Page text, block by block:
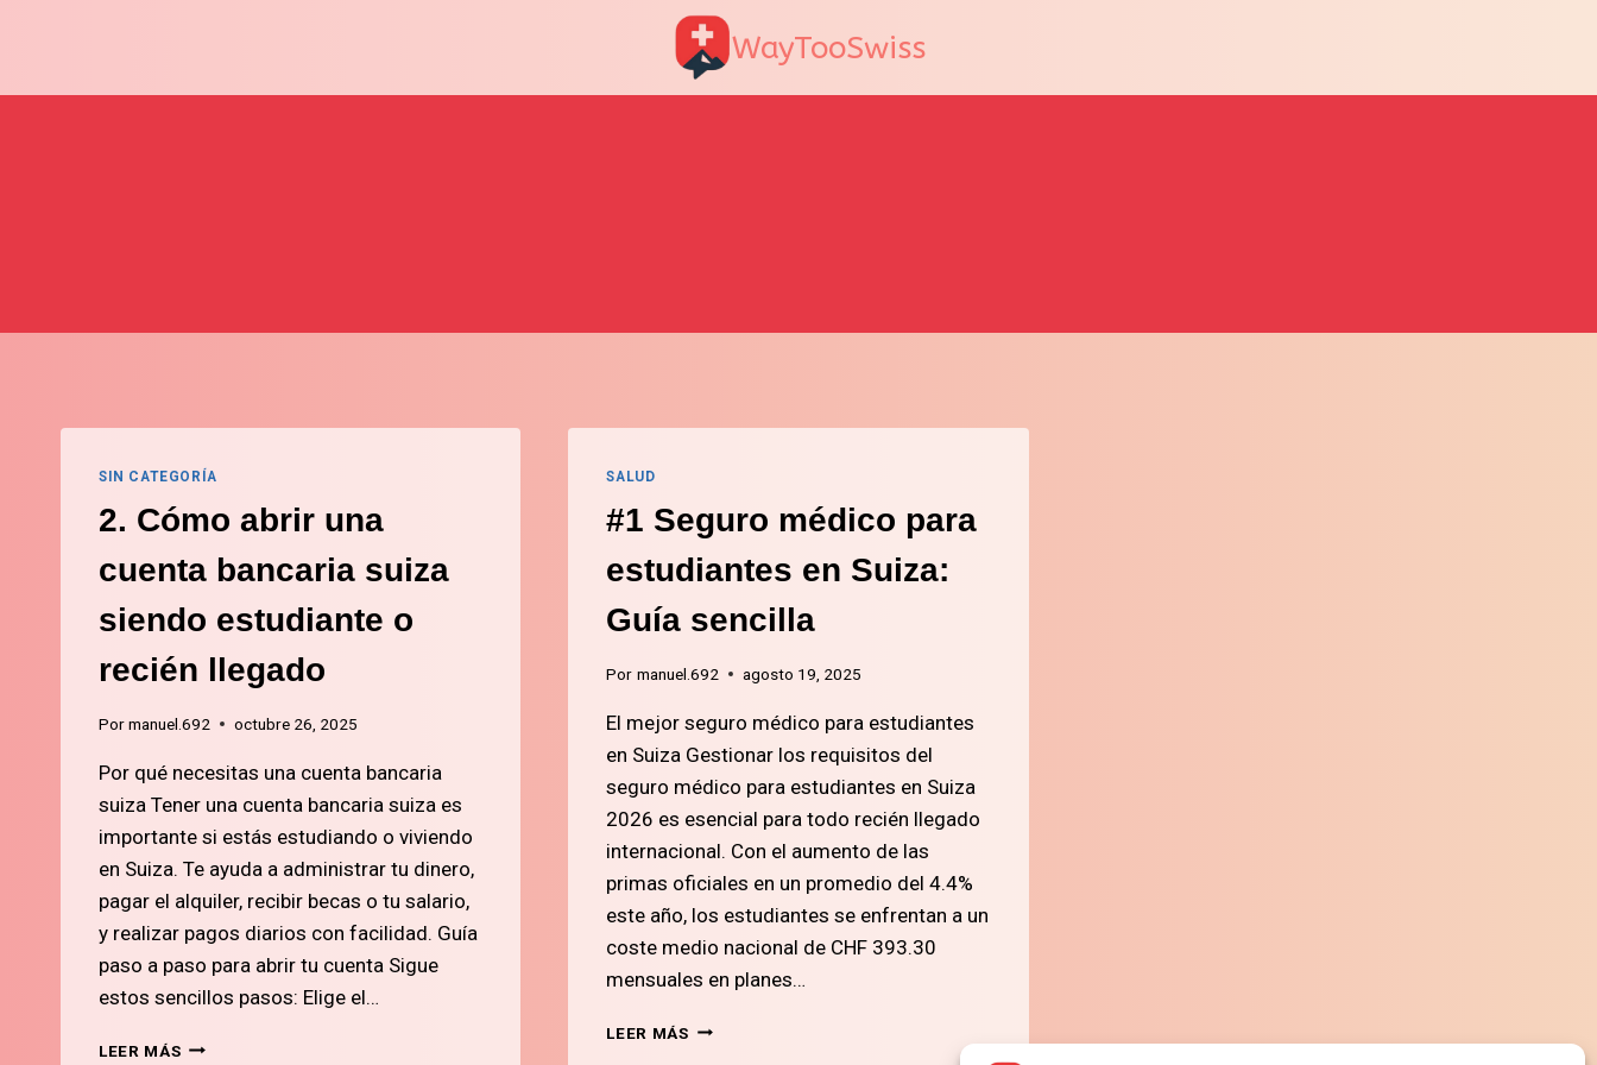
WayTooSwiss
SIN CATEGORÍA
2. Cómo abrir una
cuenta bancaria suiza
siendo estudiante o
recién llegado
Pormanuel.692 octubre 26, 2025
Por qué necesitas una cuenta bancaria
suiza Tener una cuenta bancaria suiza es
importante si estás estudiando o viviendo
en Suiza. Te ayuda a administrar tu dinero,
pagar el alquiler, recibir becas o tu salario,
y realizar pagos diarios con facilidad. Guía
paso a paso para abrir tu cuenta Sigue
estos sencillos pasos: Elige el…
LEER MÁS2.
SALUD
#1 Seguro médico para
estudiantes en Suiza:
Guía sencilla
Por manuel.692 agosto 19, 2025
El mejor seguro médico para estudiantes
en Suiza Gestionar los requisitos del
seguro médico para estudiantes en Suiza
2026 es esencial para todo recién llegado
internacional. Con el aumento de las
primas oficiales en un promedio del 4.4%
este año, los estudiantes se enfrentan a un
coste medio nacional de CHF 393.30
mensuales en planes…
LEER MÁS#1